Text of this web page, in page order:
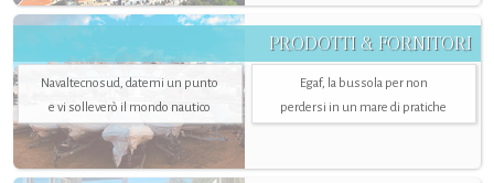
PRODOTTI & FORNITORI
Navaltecnosud, datemi un punto
e vi solleverò il mondo nautico
Egaf, la bussola per non
perdersi in un mare di pratiche